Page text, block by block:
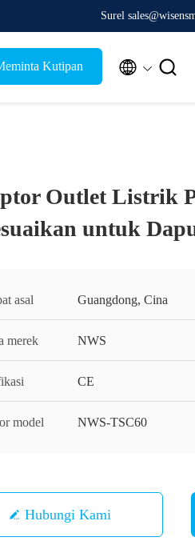
Surel
Kutipan  
Outlet Listrik
untuk
asal Guangdong, Cina
merek NWS
CE
model NWS-TSC60
Hubungi Kami